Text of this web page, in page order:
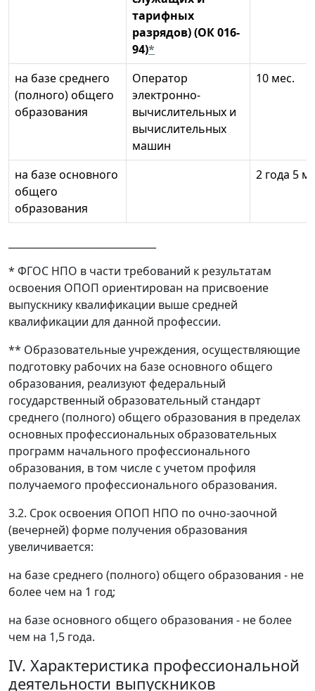
тарифных
разрядов) (ОК 016-
94)*
на базе среднего
(полного) общего
образования
Оператор
электронно-
вычислительных и
вычислительных
машин
10 мес.
на базе основного
общего
образования
2 года 5
* ФГОС НПО в части требований к результатам
освоения ОПОП ориентирован на присвоение
выпускнику квалификации выше средней
квалификации для данной профессии.
** Образовательные учреждения, осуществляющие
подготовку рабочих на базе основного общего
образования, реализуют федеральный
государственный образовательный стандарт
среднего (полного) общего образования в пределах
основных профессиональных образовательных
программ начального профессионального
образования, в том числе с учетом профиля
получаемого профессионального образования.
3.2. Срок освоения ОПОП НПО по очно-заочной
(вечерней) форме получения образования
увеличивается:
на базе среднего (полного) общего образования - не
более чем на 1 год;
на базе основного общего образования - не более
чем на 1,5 года.
IV. Характеристика профессиональной
деятельности выпускников